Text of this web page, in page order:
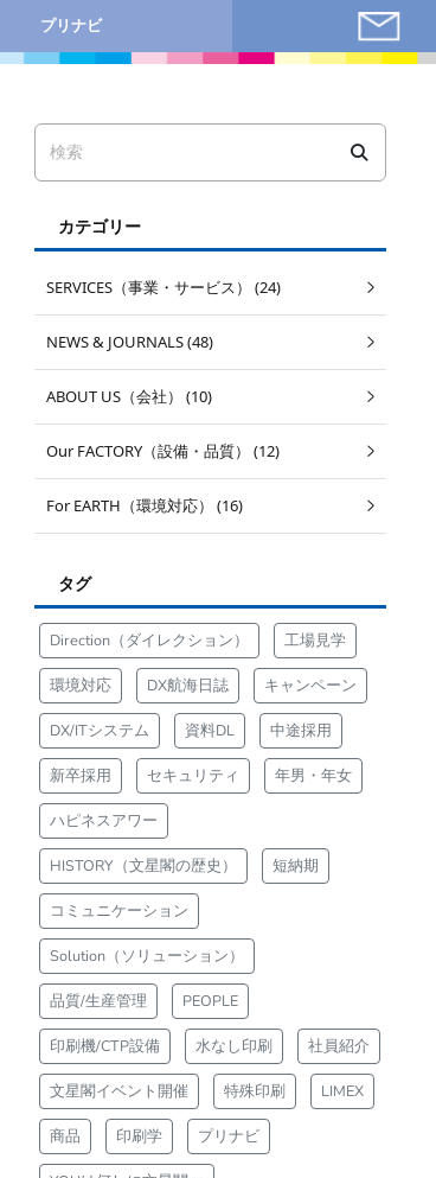
プリナビ
カテゴリー
SERVICES（事業・サービス） (24)
NEWS & JOURNALS (48)
ABOUT US（会社） (10)
Our FACTORY（設備・品質） (12)
For EARTH（環境対応） (16)
タグ
Direction（ダイレクション） 工場見学
環境対応 DX航海日誌 キャンペーン
DX/ITシステム 資料DL 中途採用
新卒採用 セキュリティ 年男・年女
ハピネスアワー
HISTORY（文星閣の歴史） 短納期
コミュニケーション
Solution（ソリューション）
品質/生産管理 PEOPLE
印刷機/CTP設備 水なし印刷 社員紹介
文星閣イベント開催 特殊印刷 LIMEX
商品 印刷学 プリナビ